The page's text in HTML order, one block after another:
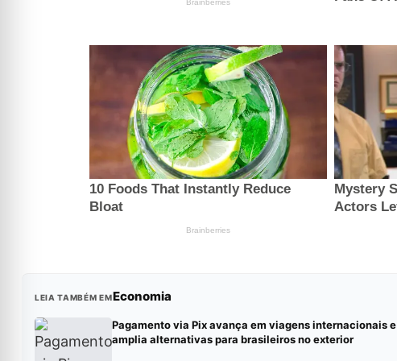
LEIA TAMBÉM EMEconomia
Pagamento via Pix avança em viagens internacionais e
amplia alternativas para brasileiros no exterior